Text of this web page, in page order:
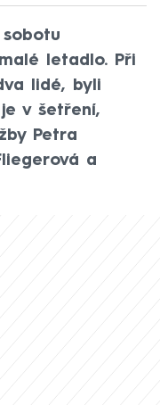
letadlo. Při
lidé, byli
v šetření,
Petra
a